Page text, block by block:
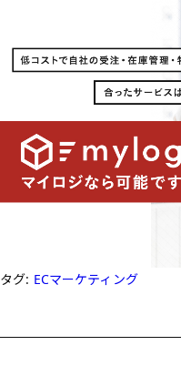
タグ: ECマーケティング